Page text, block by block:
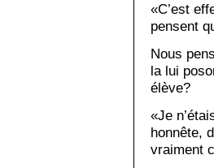
«C’est
pensent
Nous
la lui
élève?
«Je
honnête,
vraiment